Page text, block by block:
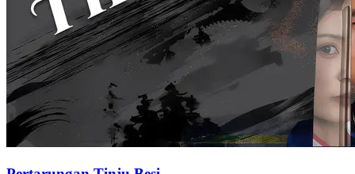
78 Episodes
Putri Adinda adalah putri keluarga kaya, hancur setelah dikhianati
Arga Wijaya. Dalam keadaan mabuk, ia bermalam dengan pria
misterius. Karena tekanan kakeknya, ia menikah kilat, lalu sadar
suaminya adalah Raka Pratama, paman sahabatnya sekaligus
penguasa bisnis. Dari pernikahan tak terduga itu, cinta dan konflik
pun dimulai.
Cinta Setelah PernikahanRomansaCeo